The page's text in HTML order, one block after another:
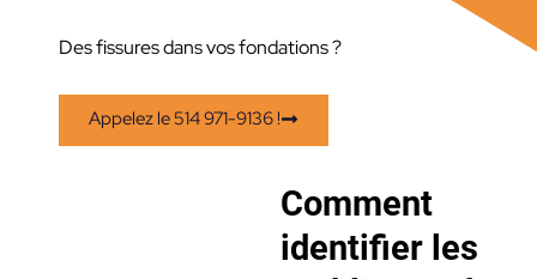
Des fissures dans vos fondations ?
Appelez le 514 971-9136 !
Comment
identifier les